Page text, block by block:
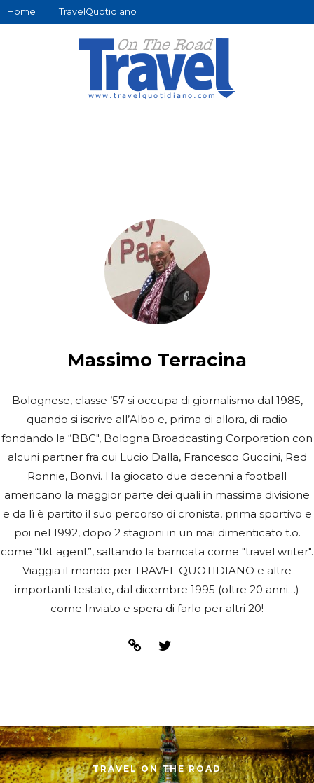
Home TravelQuotidiano
Massimo Terracina
Bolognese, classe ’57 si occupa di giornalismo dal 1985,
quando si iscrive all’Albo e, prima di allora, di radio
fondando la “BBC", Bologna Broadcasting Corporation con
alcuni partner fra cui Lucio Dalla, Francesco Guccini, Red
Ronnie, Bonvi. Ha giocato due decenni a football
americano la maggior parte dei quali in massima divisione
e da lì è partito il suo percorso di cronista, prima sportivo e
poi nel 1992, dopo 2 stagioni in un mai dimenticato t.o.
come “tkt agent”, saltando la barricata come "travel writer".
Viaggia il mondo per TRAVEL QUOTIDIANO e altre
importanti testate, dal dicembre 1995 (oltre 20 anni…)
come Inviato e spera di farlo per altri 20!
TRAVEL ON THE ROAD